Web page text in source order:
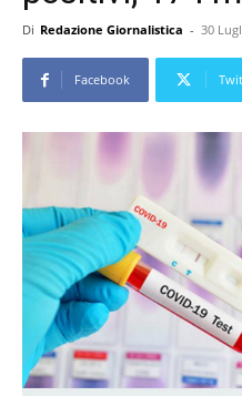
Di Redazione Giornalistica - 30
Facebook